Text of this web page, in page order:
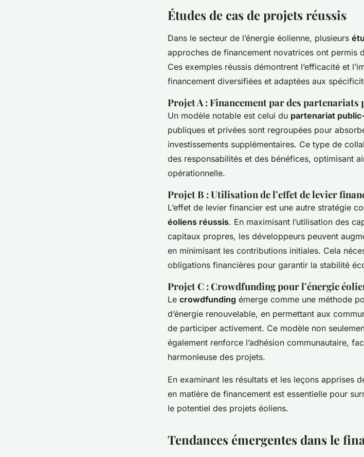
Études de cas de projets réussis
Dans le secteur de l’énergie éolienne, plusieurs
approches de financement novatrices ont permis
Ces exemples réussis démontrent l’efficacité et
financement diversifiées et adaptées aux
Projet A : Financement par des
Un modèle notable est celui du partenariat
publiques et privées sont regroupées pour
investissements supplémentaires. Ce type de
des responsabilités et des bénéfices, optimisant
opérationnelle.
Projet B : Utilisation de l’effet de levier
L’effet de levier financier est une autre stratégie
éoliens réussis. En maximisant l’utilisation des
capitaux propres, les développeurs peuvent
en minimisant les contributions initiales. Cela
obligations financières pour garantir la stabilité
Projet C : Crowdfunding pour l’énergie
Le crowdfunding émerge comme une méthode
d’énergie renouvelable, en permettant aux
de participer activement. Ce modèle non
également renforce l’adhésion communautaire,
harmonieuse des projets.
En examinant les résultats et les leçons apprises
en matière de financement est essentielle pour
le potentiel des projets éoliens.
Tendances émergentes dans le